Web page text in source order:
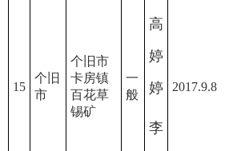
15
个旧
市
个旧市
卡房镇
百花草
锡矿
一
般
高
婷
婷
李
2017.9.8